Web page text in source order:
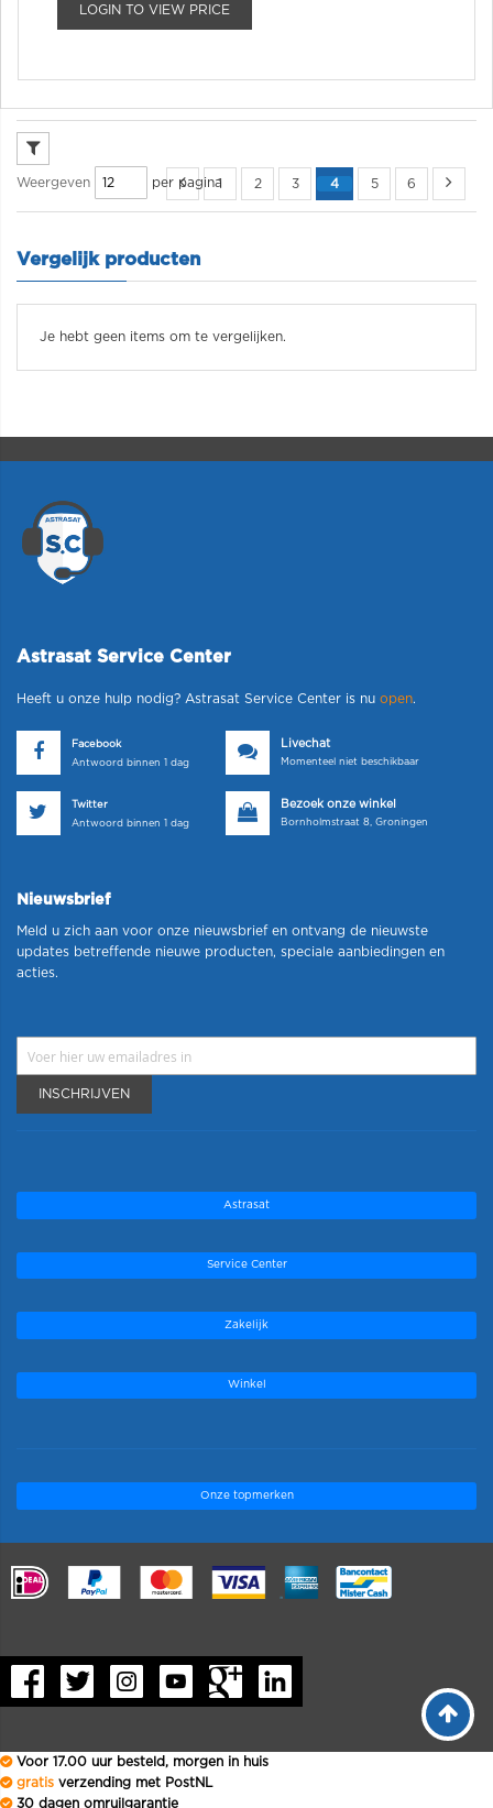
LOGIN TO VIEW PRICE
Weergeven per pagina1 2 3 4 5 6
Vergelijk producten
Je hebt geen items om te vergelijken.
Astrasat Service Center
Heeft u onze hulp nodig? Astrasat Service Center is nu open.
Facebook
Antwoord binnen 1 dag
Livechat
Momenteel niet beschikbaar
Twitter
Antwoord binnen 1 dag
Bezoek onze winkel
Bornholmstraat 8, Groningen
Nieuwsbrief
Meld u zich aan voor onze nieuwsbrief en ontvang de nieuwste
updates betreffende nieuwe producten, speciale aanbiedingen en
acties.
INSCHRIJVEN
Astrasat
Service Center
Zakelijk
Winkel
Onze topmerken
.
Voor 17.00 uur besteld, morgen in huis
gratis verzending met PostNL
30 dagen omruilgarantie